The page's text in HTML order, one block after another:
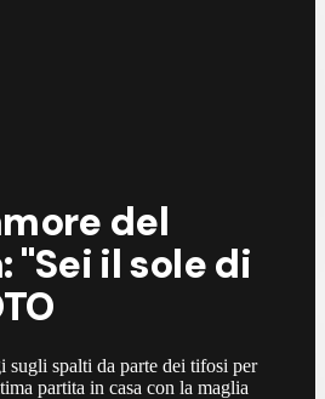
del
"Sei il sole di
sugli spalti da parte dei tifosi per
partita in casa con la maglia